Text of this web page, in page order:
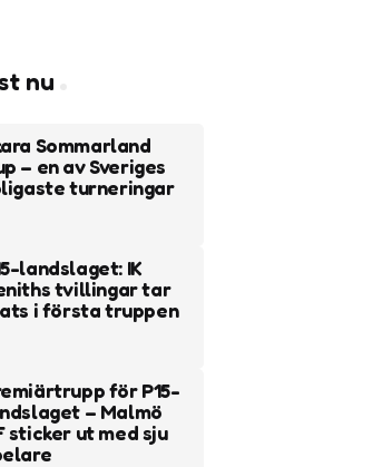
nu
Sommarland
– en av Sveriges
turneringar
landslaget: IK
tvillingar tar
i första truppen
för P15-
– Malmö
sticker ut med sju